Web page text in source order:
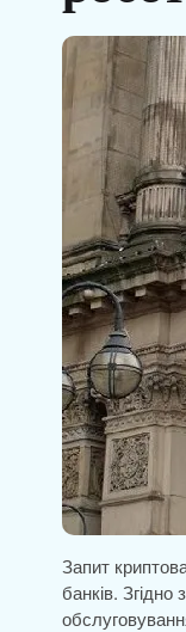
Запит
банків.